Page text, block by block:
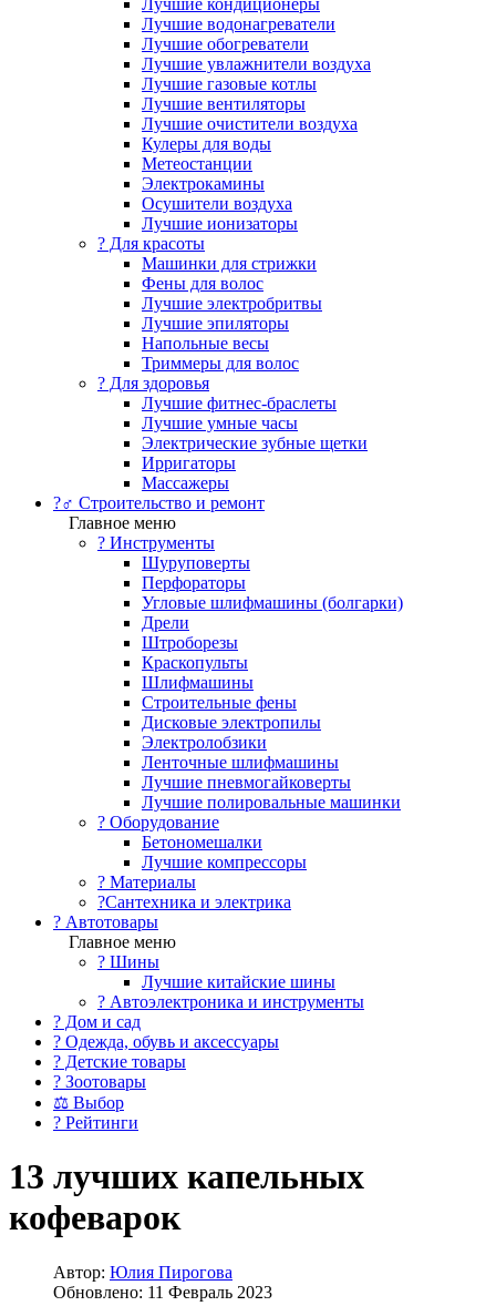
Лучшие водонагреватели
Лучшие обогреватели
Лучшие увлажнители воздуха
Лучшие газовые котлы
Лучшие вентиляторы
Лучшие очистители воздуха
Кулеры для воды
Метеостанции
Электрокамины
Осушители воздуха
Лучшие ионизаторы
? Для красоты
Машинки для стрижки
Фены для волос
Лучшие электробритвы
Лучшие эпиляторы
Напольные весы
Триммеры для волос
? Для здоровья
Лучшие фитнес-браслеты
Лучшие умные часы
Электрические зубные щетки
Ирригаторы
Массажеры
?‍♂️ Строительство и ремонт
Главное меню
?️ Инструменты
Шуруповерты
Перфораторы
Угловые шлифмашины (болгарки)
Дрели
Штроборезы
Краскопульты
Шлифмашины
Строительные фены
Дисковые электропилы
Электролобзики
Ленточные шлифмашины
Лучшие пневмогайковерты
Лучшие полировальные машинки
?️ Оборудование
Бетономешалки
Лучшие компрессоры
? Материалы
?Сантехника и электрика
? Автотовары
Главное меню
? Шины
Лучшие китайские шины
? Автоэлектроника и инструменты
? Дом и сад
? Одежда, обувь и аксессуары
? Детские товары
? Зоотовары
⚖ Выбор
? Рейтинги
13 лучших капельных
кофеварок
Автор: Юлия Пирогова
Обновлено: 11 Февраль 2023